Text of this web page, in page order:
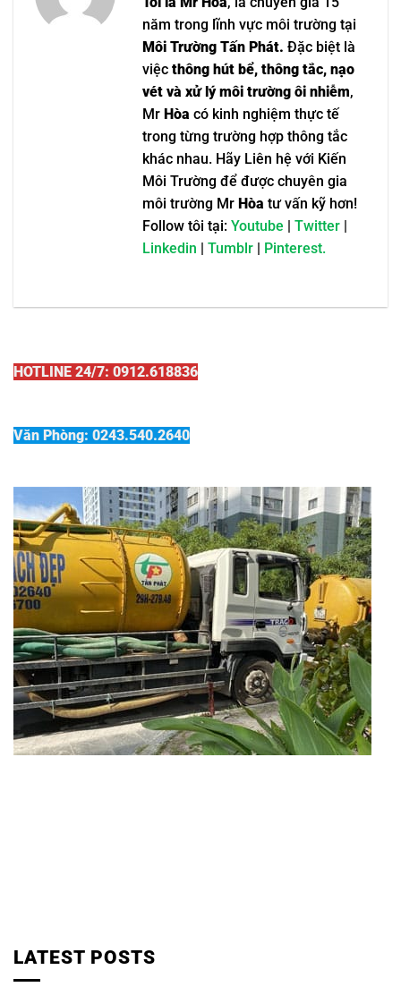
năm trong lĩnh vực môi trường tại
Môi Trường Tấn Phát. Đặc biệt là
việc thông hút bể, thông tắc, nạo
vét và xử lý môi trường ôi nhiễm,
Mr Hòa có kinh nghiệm thực tế
trong từng trường hợp thông tắc
khác nhau. Hãy Liên hệ với Kiến
Môi Trường để được chuyên gia
môi trường Mr Hòa tư vấn kỹ hơn!
Follow tôi tại: Youtube | Twitter |
Linkedin | Tumblr | Pinterest.
HOTLINE 24/7: 0912.618836
Văn Phòng: 0243.540.2640
LATEST POSTS